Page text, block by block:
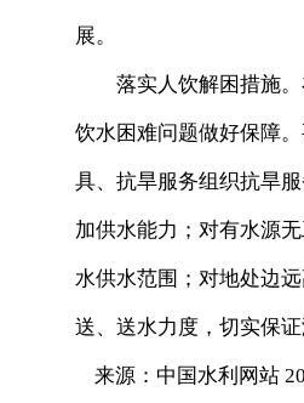
展。
落实人饮解困措施。
饮水困难问题做好保障
具、抗旱服务组织抗旱
加供水能力；对有水源
水供水范围；对地处边
送、送水力度，切实保证
来源：中国水利网站